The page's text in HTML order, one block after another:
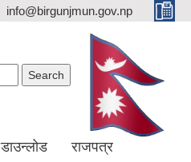
info@birgunjmun.gov.np
डाउन्लोड राजपत्र